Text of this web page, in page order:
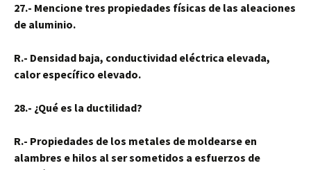
27.- Mencione tres propiedades físicas de las aleaciones
de aluminio.
R.- Densidad baja, conductividad eléctrica elevada,
calor específico elevado.
28.- ¿Qué es la ductilidad?
R.- Propiedades de los metales de moldearse en
alambres e hilos al ser sometidos a esfuerzos de